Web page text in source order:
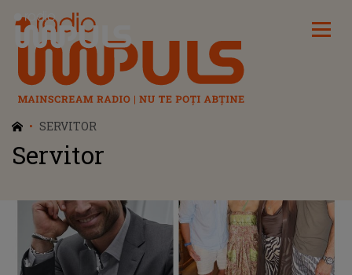
Radio Impuls
SERVITOR
Servitor